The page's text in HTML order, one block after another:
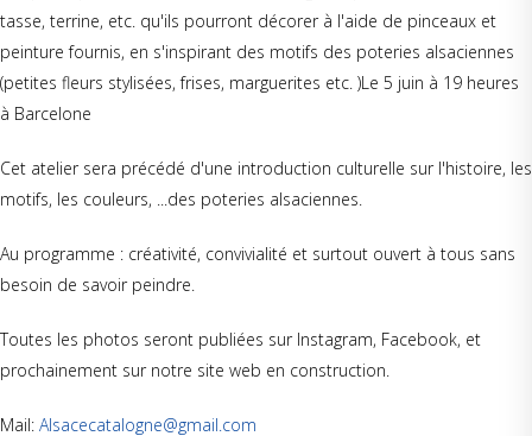
tasse, terrine, etc. qu'ils pourront décorer à l'aide de pinceaux et
peinture fournis, en s'inspirant des motifs des poteries alsaciennes
(petites fleurs stylisées, frises, marguerites etc. )Le 5 juin à 19 heures
à Barcelone
Cet atelier sera précédé d'une introduction culturelle sur l'histoire, les
motifs, les couleurs, ...des poteries alsaciennes.
Au programme : créativité, convivialité et surtout ouvert à tous sans
besoin de savoir peindre.
Toutes les photos seront publiées sur Instagram, Facebook, et
prochainement sur notre site web en construction.
Mail: Alsacecatalogne@gmail.com